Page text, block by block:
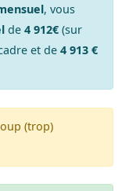
, vous
de 4 912€(sur
et de 4 913 €
(trop)